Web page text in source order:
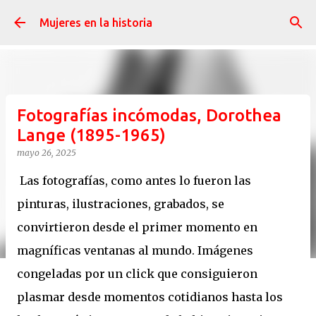
Ir al contenido principal
Mujeres en la historia
Fotografías incómodas, Dorothea
Lange (1895-1965)
mayo 26, 2025
Las fotografías, como antes lo fueron las
pinturas, ilustraciones, grabados, se
convirtieron desde el primer momento en
magníficas ventanas al mundo. Imágenes
congeladas por un click que consiguieron
plasmar desde momentos cotidianos hasta los